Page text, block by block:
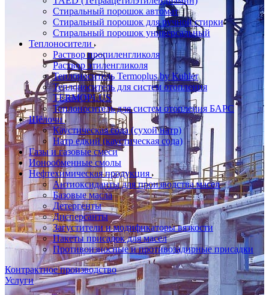
Стиральный порошок автомат
Стиральный порошок для ручной стирки
Стиральный порошок универсальный
Теплоносители
Раствор пропиленгликоля
Раствор этиленгликоля
Теплоноситель Termoplus by Kuhler
Теплоноситель для систем отопления
TERMOPLUS
Теплоноситель для систем отопления БАРС
Щёлочи
Каустическая сода (сухой натр)
Натр едкий (каустическая сода)
Газы и газовые смеси
Ионообменные смолы
Нефтехимическая продукция
Антиоксиданты для производства масел
Базовые масла
Детергенты
Дисперсанты
Загустители и модификаторы вязкости
Пакеты присадок для масел
Противоизносные и противозадирные присадки
Контрактное производство
Услуги